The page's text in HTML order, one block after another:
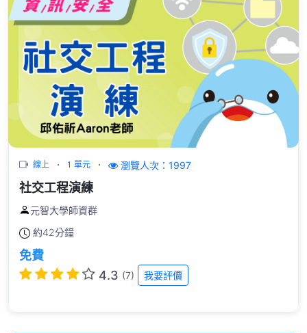
線上 1 單元 瀏覽人次：1997
社交工程演練
元智大學師資群
約42分鐘
免費
4.3 (7) 我要評價